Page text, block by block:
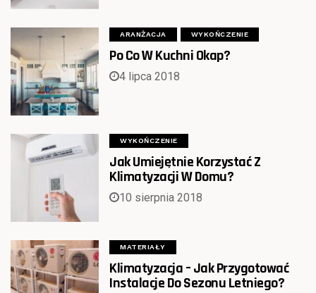
ARANŻACJA WYKOŃCZENIE
Po Co W Kuchni Okap?
4 lipca 2018
WYKOŃCZENIE
Jak Umiejętnie Korzystać Z
Klimatyzacji W Domu?
10 sierpnia 2018
MATERIAŁY
Klimatyzacja – Jak Przygotować
Instalacje Do Sezonu Letniego?